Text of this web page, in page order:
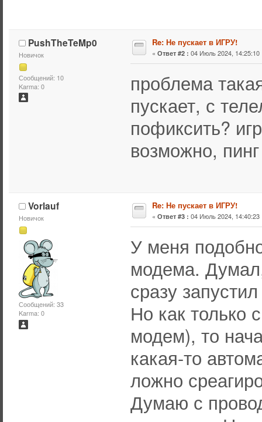
PushTheTeMp0
Новичок
Сообщений: 10
Karma: 0
Re: Не пускает в ИГРУ!
« Ответ #2 : 04 Июль 2024, 14:25:10
проблема
пускает, с
пофиксить?
возможно,
Vorlauf
Новичок
Сообщений: 33
Karma: 0
Re: Не пускает в ИГРУ!
« Ответ #3 : 04 Июль 2024, 14:40:23
У меня
модема.
сразу
Но как только
модем), то
какая-то
ложно
Думаю с